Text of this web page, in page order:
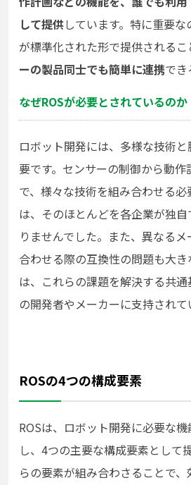
して提供しています。特に重要
が標準化された形で提供されるこ
ーの製品同士でも簡単に連携でき
なぜROSが必要とされているのか
ロボット開発には、多様な技術
要です。センサーの制御から動作
で、様々な技術を組み合わせる
は、そのほとんどを各企業が独
りませんでした。また、異なる
合わせる際の互換性の問題も大
は、これらの課題を解決する共
の開発者やメーカーに支持されて
ROSの4つの構成要素
ROSは、ロボット開発に必要な
し、4つの主要な構成要素として
らの要素が組み合わさることで